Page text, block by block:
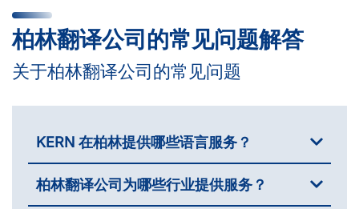
柏林翻译公司的常见问题解答
关于柏林翻译公司的常见问题
KERN 在柏林提供哪些语言服务？
柏林翻译公司为哪些行业提供服务？